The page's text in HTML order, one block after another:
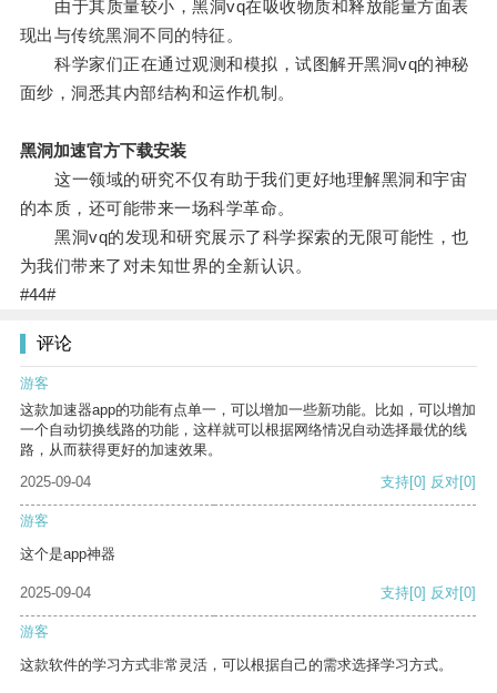
由于其质量较小，黑洞vq在吸收物质和释放能量方面表
现出与传统黑洞不同的特征。
科学家们正在通过观测和模拟，试图解开黑洞vq的神秘
面纱，洞悉其内部结构和运作机制。
黑洞加速官方下载安装
这一领域的研究不仅有助于我们更好地理解黑洞和宇宙
的本质，还可能带来一场科学革命。
黑洞vq的发现和研究展示了科学探索的无限可能性，也
为我们带来了对未知世界的全新认识。
#44#
评论
游客
这款加速器app的功能有点单一，可以增加一些新功能。比如，可以增加
一个自动切换线路的功能，这样就可以根据网络情况自动选择最优的线
路，从而获得更好的加速效果。
2025-09-04
支持[0] 反对[0]
游客
这个是app神器
2025-09-04 支持[0] 反对[0]
游客
这款软件的学习方式非常灵活，可以根据自己的需求选择学习方式。